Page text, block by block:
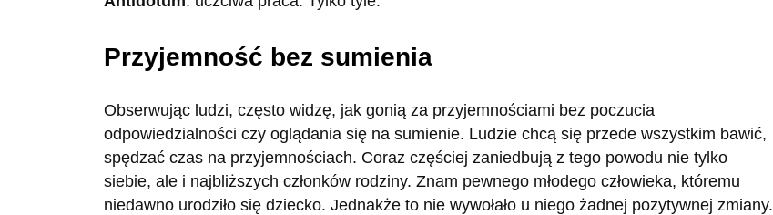
Przyjemność bez sumienia
Obserwując ludzi, często widzę, jak gonią za przyjemnościami bez poczucia
odpowiedzialności czy oglądania się na sumienie. Ludzie chcą się przede wszystkim bawić,
spędzać czas na przyjemnościach. Coraz częściej zaniedbują z tego powodu nie tylko
siebie, ale i najbliższych członków rodziny. Znam pewnego młodego człowieka, któremu
niedawno urodziło się dziecko. Jednakże to nie wywołało u niego żadnej pozytywnej zmiany.